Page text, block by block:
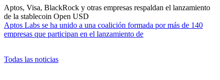
Aptos, Visa, BlackRock y otras empresas respaldan el lanzamiento
de la stablecoin Open USD
Aptos Labs se ha unido a una coalición formada por más de 140
empresas que participan en el lanzamiento de
Todas las noticias